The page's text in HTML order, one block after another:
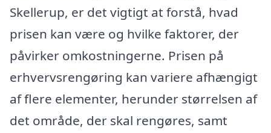
Skellerup, er det vigtigt at forstå, hvad
prisen kan være og hvilke faktorer, der
påvirker omkostningerne. Prisen på
erhvervsrengøring kan variere afhængigt
af flere elementer, herunder størrelsen af
det område, der skal rengøres, samt